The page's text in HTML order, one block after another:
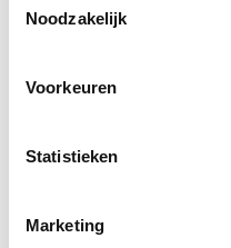
We slaan je
Noodzakelijk
Voorkeuren
Statistieken
Marketing
1
DVGW-keur voor gas
Downloads
CE_Certificaat